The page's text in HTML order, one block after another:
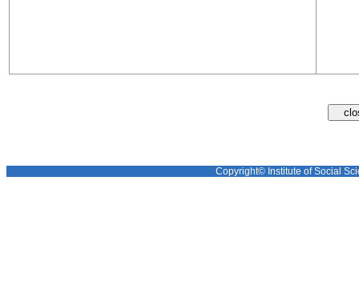
Copyright© Institute of Social